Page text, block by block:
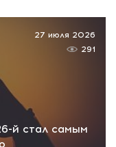
й стал самым
27 июля 2026
291